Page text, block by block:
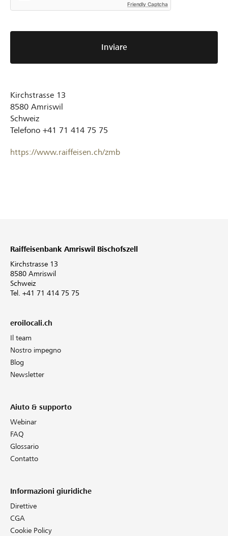
Friendly Captcha
Inviare
Kirchstrasse 13
8580 Amriswil
Schweiz
Telefono +41 71 414 75 75
https://www.raiffeisen.ch/zmb
Raiffeisenbank Amriswil Bischofszell
Kirchstrasse 13
8580 Amriswil
Schweiz
Tel. +41 71 414 75 75
eroilocali.ch
Il team
Nostro impegno
Blog
Newsletter
Aiuto & supporto
Webinar
FAQ
Glossario
Contatto
Informazioni giuridiche
Direttive
CGA
Cookie Policy